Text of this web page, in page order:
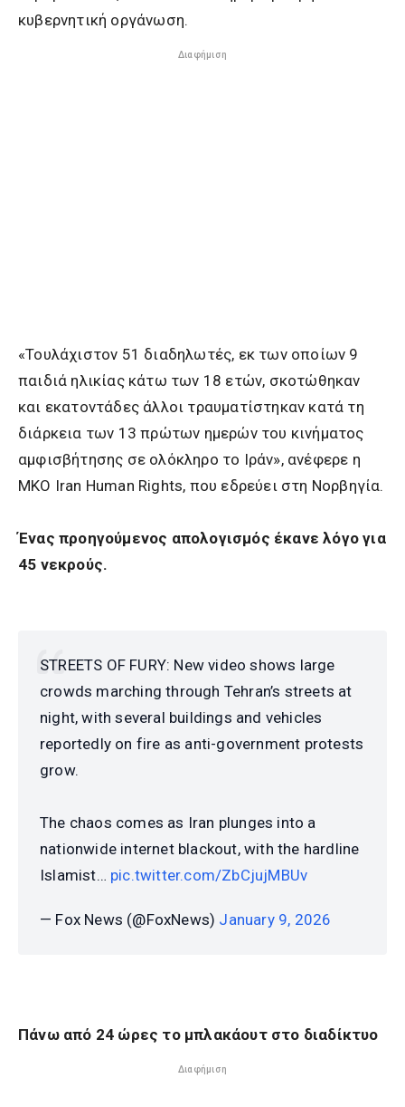
κυβερνητική οργάνωση.
Διαφήμιση
«Τουλάχιστον 51 διαδηλωτές, εκ των οποίων 9
παιδιά ηλικίας κάτω των 18 ετών, σκοτώθηκαν
και εκατοντάδες άλλοι τραυματίστηκαν κατά τη
διάρκεια των 13 πρώτων ημερών του κινήματος
αμφισβήτησης σε ολόκληρο το Ιράν», ανέφερε η
ΜΚΟ Iran Human Rights, που εδρεύει στη Νορβηγία.
Ένας προηγούμενος απολογισμός έκανε λόγο για
45 νεκρούς.
STREETS OF FURY: New video shows large
crowds marching through Tehran’s streets at
night, with several buildings and vehicles
reportedly on fire as anti-government protests
grow.
The chaos comes as Iran plunges into a
nationwide internet blackout, with the hardline
Islamist… pic.twitter.com/ZbCjujMBUv
— Fox News (@FoxNews) January 9, 2026
Πάνω από 24 ώρες το μπλακάουτ στο διαδίκτυο
Διαφήμιση